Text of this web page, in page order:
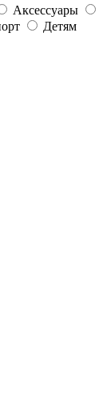
Аксессуары
Детям